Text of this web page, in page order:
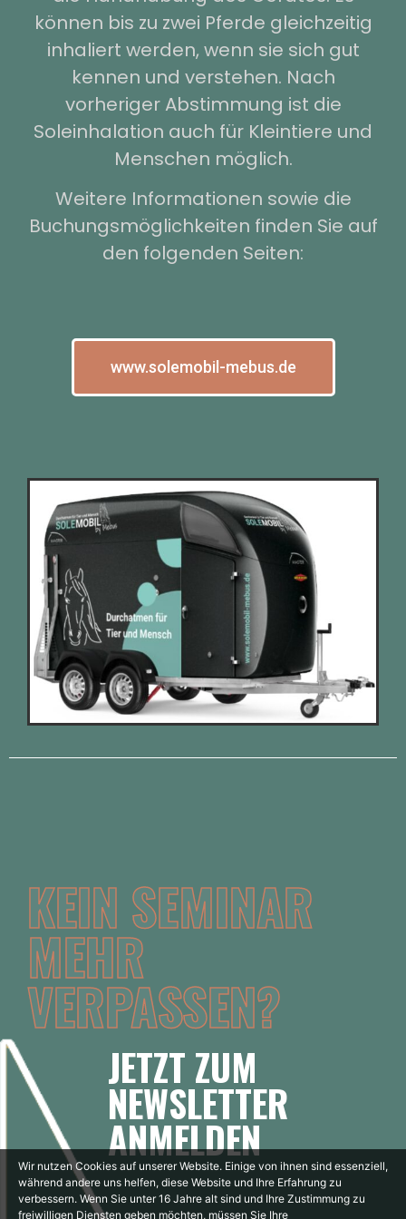
können bis zu zwei Pferde gleichzeitig
inhaliert werden, wenn sie sich gut
kennen und verstehen. Nach
vorheriger Abstimmung ist die
Soleinhalation auch für Kleintiere und
Menschen möglich.
Weitere Informationen sowie die
Buchungsmöglichkeiten finden Sie auf
den folgenden Seiten:
www.solemobil-mebus.de
KEIN SEMINAR
MEHR
VERPASSEN?
JETZT ZUM
NEWSLETTER
ANMELDEN
Wir nutzen Cookies auf unserer Website. Einige von ihnen sind essenziell,
während andere uns helfen, diese Website und Ihre Erfahrung zu
verbessern. Wenn Sie unter 16 Jahre alt sind und Ihre Zustimmung zu
freiwilligen Diensten geben möchten, müssen Sie Ihre